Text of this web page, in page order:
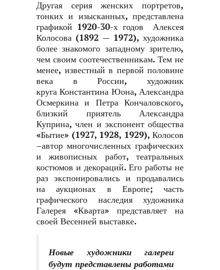
Другая серия женских портретов,
тонких и изысканных, представлена
графикой 1920-30-х годов Алексея
Колосова (1892 — 1972), художника
более знакомого западному зрителю,
чем своим соотечественникам. Тем не
менее, известный в первой половине
века в России, художник
круга Константина Юона, Александра
Осмеркина и Петра Кончаловского,
близкий приятель Александра
Куприна, член и экспонент общества
«Бытие» (1927, 1928, 1929), Колосов
–автор многочисленных графических
и живописных работ, театральных
костюмов и декораций. Его работы не
раз экспонировались и продавались
на аукционах в Европе; часть
графического наследия художника
Галерея «Кварта» представляет на
своей Весенней выставке.
Новые художники галереи
будут представлены работами